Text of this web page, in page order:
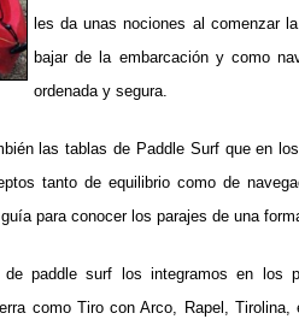
les da unas nociones al comenzar
bajar de la embarcación y como
ordenada y segura.
las tablas de Paddle Surf que en
tanto de equilibrio como de
para conocer los parajes de una
paddle surf los integramos en los
como Tiro con Arco, Rapel,